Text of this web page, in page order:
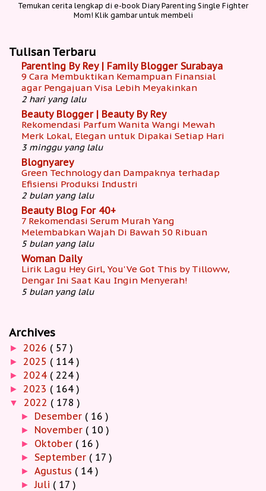
Temukan cerita lengkap di e-book Diary Parenting Single Fighter
Mom! Klik gambar untuk membeli
Tulisan Terbaru
Parenting By Rey | Family Blogger Surabaya
9 Cara Membuktikan Kemampuan Finansial
agar Pengajuan Visa Lebih Meyakinkan
2 hari yang lalu
Beauty Blogger | Beauty By Rey
Rekomendasi Parfum Wanita Wangi Mewah
Merk Lokal, Elegan untuk Dipakai Setiap Hari
3 minggu yang lalu
Blognyarey
Green Technology dan Dampaknya terhadap
Efisiensi Produksi Industri
2 bulan yang lalu
Beauty Blog For 40+
7 Rekomendasi Serum Murah Yang
Melembabkan Wajah Di Bawah 50 Ribuan
5 bulan yang lalu
Woman Daily
Lirik Lagu Hey Girl, You'Ve Got This by Tilloww,
Dengar Ini Saat Kau Ingin Menyerah!
5 bulan yang lalu
Archives
► 2026 ( 57 )
► 2025 ( 114 )
► 2024 ( 224 )
► 2023 ( 164 )
▼ 2022 ( 178 )
► Desember ( 16 )
► November ( 10 )
► Oktober ( 16 )
► September ( 17 )
►Agustus ( 14 )
►Juli ( 17 )